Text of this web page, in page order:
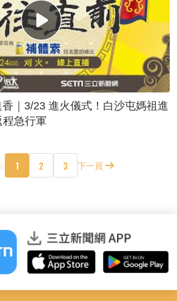
｜3/23 進火儀式！白沙屯媽祖進
急行軍
1 2 3 下一頁